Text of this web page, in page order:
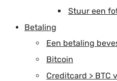
Stuur een
Betaling
Een betaling
Bitcoin
Creditcard > BTC